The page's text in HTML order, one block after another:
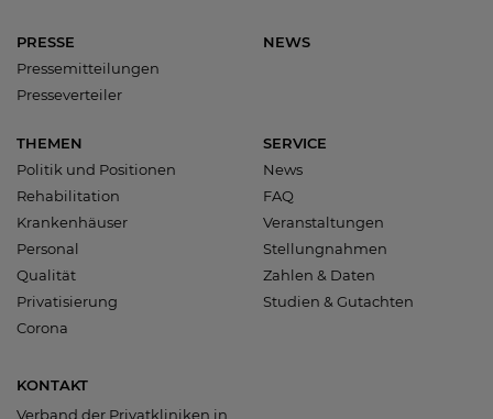
PRESSE
Pressemitteilungen
Presseverteiler
NEWS
THEMEN
Politik und Positionen
Rehabilitation
Krankenhäuser
Personal
Qualität
Privatisierung
Corona
SERVICE
News
FAQ
Veranstaltungen
Stellungnahmen
Zahlen & Daten
Studien & Gutachten
KONTAKT
Verband der Privatkliniken in